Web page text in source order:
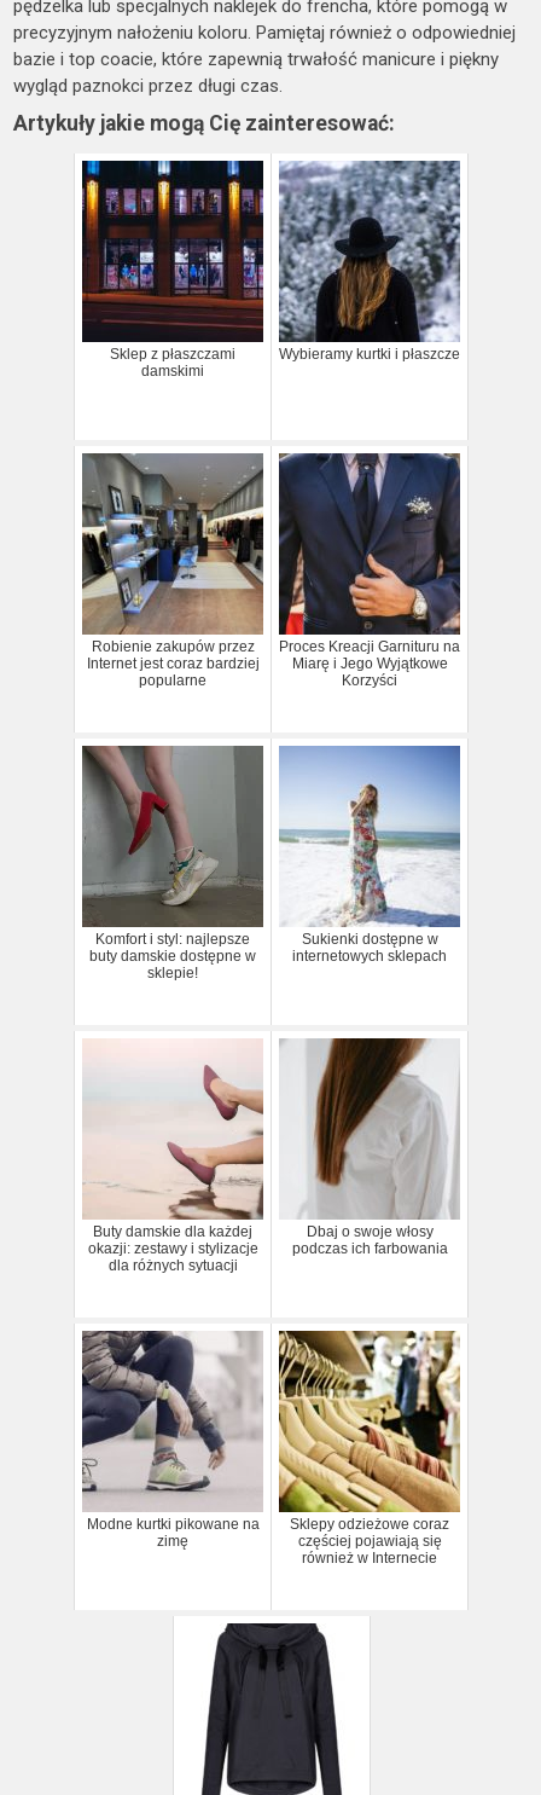
pędzelka lub specjalnych naklejek do frencha, które pomogą w
precyzyjnym nałożeniu koloru. Pamiętaj również o odpowiedniej
bazie i top coacie, które zapewnią trwałość manicure i piękny
wygląd paznokci przez długi czas.
Artykuły jakie mogą Cię zainteresować:
Sklep z płaszczami
damskimi
Wybieramy kurtki i płaszcze
Robienie zakupów przez
Internet jest coraz bardziej
popularne
Proces Kreacji Garnituru na
Miarę i Jego Wyjątkowe
Korzyści
Komfort i styl: najlepsze
buty damskie dostępne w
sklepie!
Sukienki dostępne w
internetowych sklepach
Buty damskie dla każdej
okazji: zestawy i stylizacje
dla różnych sytuacji
Dbaj o swoje włosy
podczas ich farbowania
Modne kurtki pikowane na
zimę
Sklepy odzieżowe coraz
częściej pojawiają się
również w Internecie